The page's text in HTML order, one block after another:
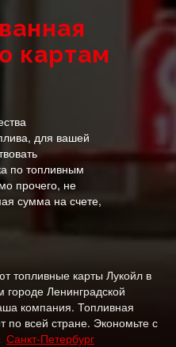
картам
для вашей
по топливным
прочего, не
сумма на счете,
топливные карты Лукойл в
городе Ленинградской
компания. Топливная
по всей стране. Экономьте с
Санкт-Петербург